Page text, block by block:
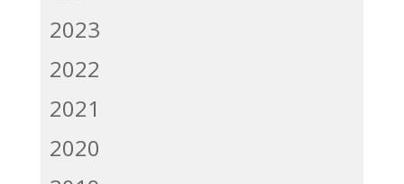
2023
2022
2021
2020